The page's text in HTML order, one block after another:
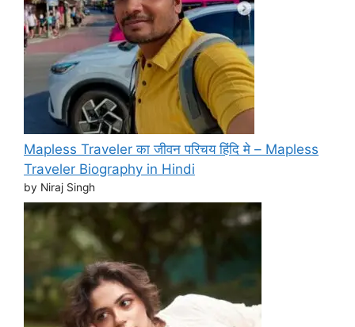
Mapless Traveler का जीवन परिचय हिंदि मे – Mapless
Traveler Biography in Hindi
by Niraj Singh